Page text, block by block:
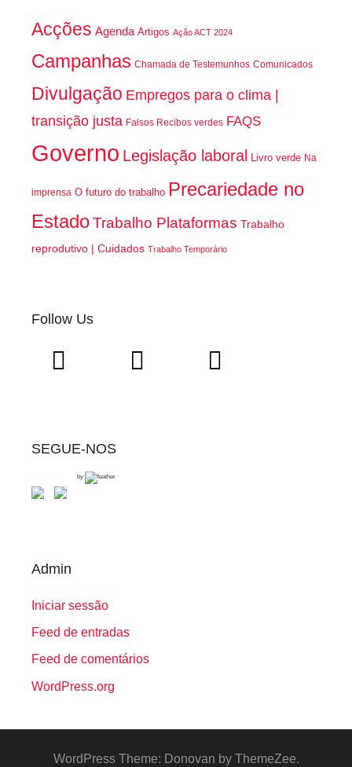
Acções Agenda Artigos Ação ACT 2024
Campanhas Chamada de Testemunhos Comunicados
Divulgação Empregos para o clima |
transição justa Falsos Recibos verdes FAQS
Governo Legislação laboral Livro verde Na
imprensa O futuro do trabalho Precariedade no
EstadoTrabalho Plataformas Trabalho
reprodutivo | Cuidados Trabalho Temporário
Follow Us
SEGUE-NOS
by
Admin
Iniciar sessão
Feed de entradas
Feed de comentários
WordPress.org
WordPress Theme: Donovan by ThemeZee.